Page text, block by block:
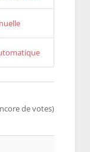
de votes)